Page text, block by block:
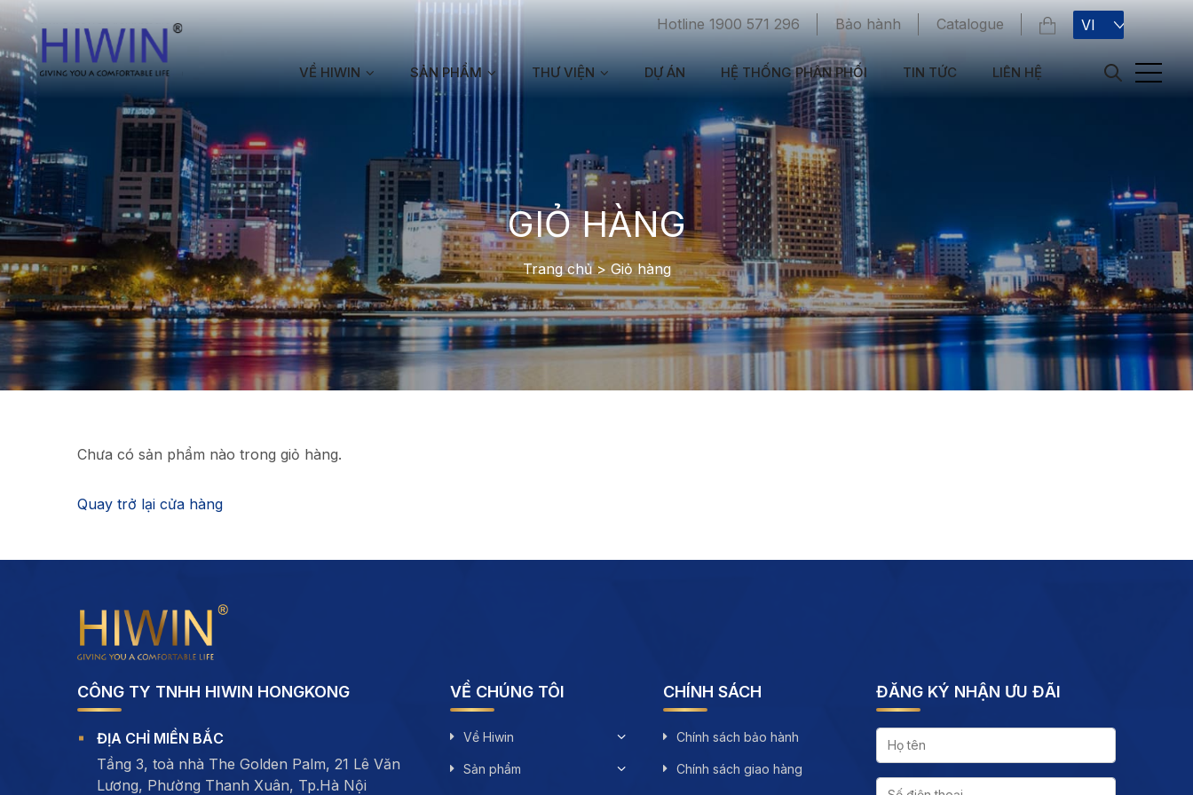
Hotline 1900 571 296 Bảo hành Catalogue VI
VỀ HIWIN SẢN PHẨM THƯ VIỆN DỰ ÁN HỆ THỐNG PHÂN PHỐI TIN TỨC LIÊN HỆ
GIỎ HÀNG
Trang chủ>Giỏ hàng
Chưa có sản phẩm nào trong giỏ hàng.
Quay trở lại cửa hàng
CÔNG TY TNHH HIWIN HONGKONG
ĐỊA CHỈ MIỀN BẮC
Tầng 3, toà nhà The Golden Palm, 21 Lê Văn
Lương, Phường Thanh Xuân, Tp.Hà Nội
VỀ CHÚNG TÔI
Về Hiwin
Sản phẩm
CHÍNH SÁCH
Chính sách bảo hành
Chính sách giao hàng
ĐĂNG KÝ NHẬN ƯU ĐÃI